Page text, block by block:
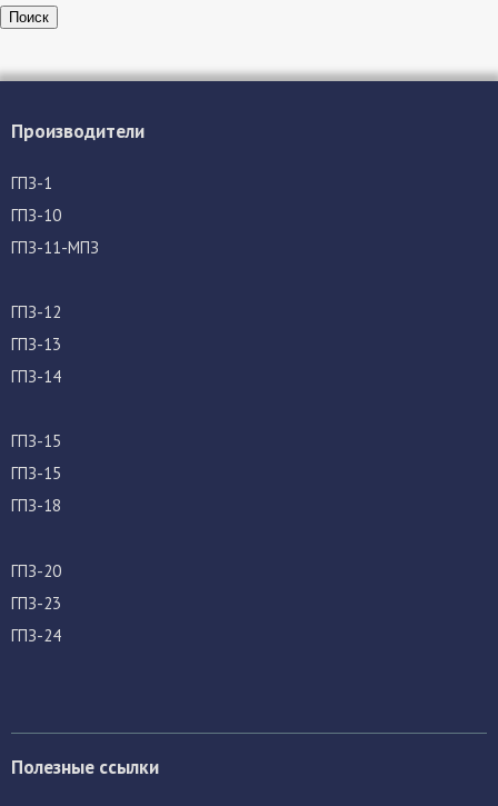
Поиск
Производители
ГПЗ-1
ГПЗ-10
ГПЗ-11-МПЗ
ГПЗ-12
ГПЗ-13
ГПЗ-14
ГПЗ-15
ГПЗ-15
ГПЗ-18
ГПЗ-20
ГПЗ-23
ГПЗ-24
Полезные ссылки